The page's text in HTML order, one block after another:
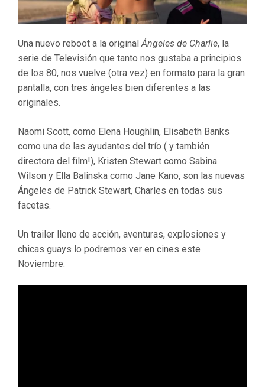
Una nuevo reboot a la original Ángeles de Charlie, la
serie de Televisión que tanto nos gustaba a principios
de los 80, nos vuelve (otra vez) en formato para la gran
pantalla, con tres ángeles bien diferentes a las
originales.
Naomi Scott, como Elena Houghlin, Elisabeth Banks
como una de las ayudantes del trío ( y también
directora del film!), Kristen Stewart como Sabina
Wilson y Ella Balinska como Jane Kano, son las nuevas
Ángeles de Patrick Stewart, Charles en todas sus
facetas.
Un trailer lleno de acción, aventuras, explosiones y
chicas guays lo podremos ver en cines este
Noviembre.